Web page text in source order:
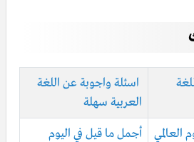
اسئلة واجوبة عن اللغة
العربية سهلة
العالمي
أجمل ما قيل في اليوم